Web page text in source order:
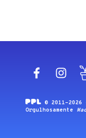
© 2011-
Orgulhosamente